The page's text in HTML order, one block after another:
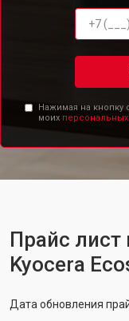
Нажимая на кнопку
моих
Прайс лист
Kyocera
Дата обновления